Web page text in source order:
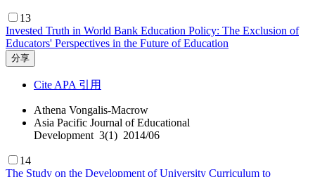
13
Invested Truth in World Bank Education Policy: The Exclusion of
Educators' Perspectives in the Future of Education
分享
Cite APA 引用
Athena Vongalis-Macrow
Asia Pacific Journal of Educational
Development 3(1) 2014/06
14
The Study on the Development of University Curriculum to